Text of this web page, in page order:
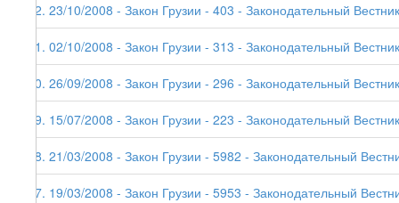
72. 23/10/2008 - Закон Грузии - 403 - Законодательный
71. 02/10/2008 - Закон Грузии - 313 - Законодательный
70. 26/09/2008 - Закон Грузии - 296 - Законодательный
69. 15/07/2008 - Закон Грузии - 223 - Законодательный
68. 21/03/2008 - Закон Грузии - 5982 - Законодательный
67. 19/03/2008 - Закон Грузии - 5953 - Законодательный